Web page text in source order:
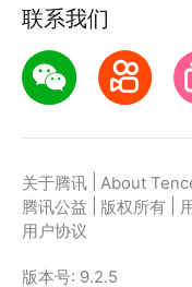
联系我们
关于腾讯 About
腾讯公益
版权所有
用户协议
版本号: 9.2.5